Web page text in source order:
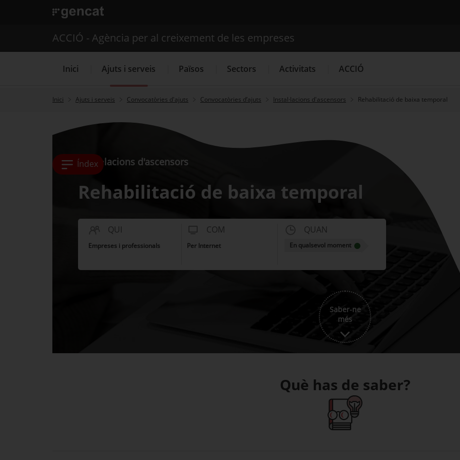
. Obre en una nova finestra.
Cercador
Serveis d'internacionalització
ACCIÓ - Agència per al creixement de les empreses
Inici Ajuts i serveis Països Sectors Activitats ACCIÓ
Inici Ajuts i serveis Convocatòries d'ajuts Convocatòries d’ajuts Instal·lacions d'ascensors Rehabilitació de baixa temporal
Índex
Instal·lacions d'ascensors
Rehabilitació de baixa temporal
QUI
Empreses i professionals
COM
Per Internet
QUAN
En qualsevol moment
Saber-ne
més
Què has de saber?